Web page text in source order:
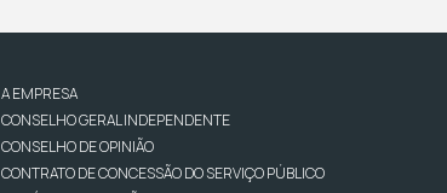
A EMPRESA
CONSELHO GERAL INDEPENDENTE
CONSELHO DE OPINIÃO
CONTRATO DE CONCESSÃO DO SERVIÇO PÚBLICO